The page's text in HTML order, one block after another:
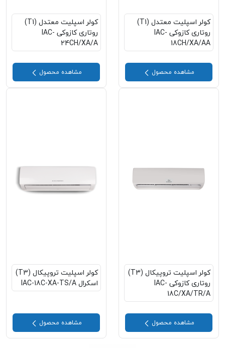
کولر اسپلیت معتدل (T1)
روتاری کازوکی IAC-
18CH/XA/AA
مشاهده محصول
کولر اسپلیت معتدل (T1)
روتاری کازوکی IAC-
24CH/XA/A
مشاهده محصول
کولر اسپلیت تروپیکال (T3)
روتاری کازوکی IAC-
18C/XA/TR/A
مشاهده محصول
کولر اسپلیت تروپیکال (T3)
اسکرال IAC-18C-XA-TS/A
مشاهده محصول